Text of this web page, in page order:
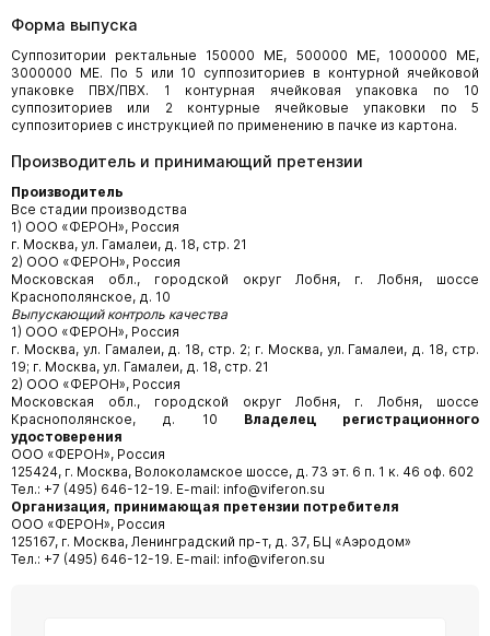
Форма выпуска
Суппозитории ректальные 150000 МЕ, 500000 МЕ, 1000000 МЕ,
3000000 МЕ. По 5 или 10 суппозиториев в контурной ячейковой
упаковке ПВХ/ПВХ. 1 контурная ячейковая упаковка по 10
суппозиториев или 2 контурные ячейковые упаковки по 5
суппозиториев с инструкцией по применению в пачке из картона.
Производитель и принимающий претензии
Производитель
Все стадии производства
1) ООО «ФЕРОН», Россия
г. Москва, ул. Гамалеи, д. 18, стр. 21
2) ООО «ФЕРОН», Россия
Московская обл., городской округ Лобня, г. Лобня, шоссе
Краснополянское, д. 10
Выпускающий контроль качества
1) ООО «ФЕРОН», Россия
г. Москва, ул. Гамалеи, д. 18, стр. 2; г. Москва, ул. Гамалеи, д. 18, стр.
19; г. Москва, ул. Гамалеи, д. 18, стр. 21
2) ООО «ФЕРОН», Россия
Московская обл., городской округ Лобня, г. Лобня, шоссе
Краснополянское, д. 10 Владелец регистрационного
удостоверения
ООО «ФЕРОН», Россия
125424, г. Москва, Волоколамское шоссе, д. 73 эт. 6 п. 1 к. 46 оф. 602
Тел.: +7 (495) 646-12-19. E-mail: info@viferon.su
Организация, принимающая претензии потребителя
ООО «ФЕРОН», Россия
125167, г. Москва, Ленинградский пр-т, д. 37, БЦ «Аэродом»
Тел.: +7 (495) 646-12-19. E-mail: info@viferon.su